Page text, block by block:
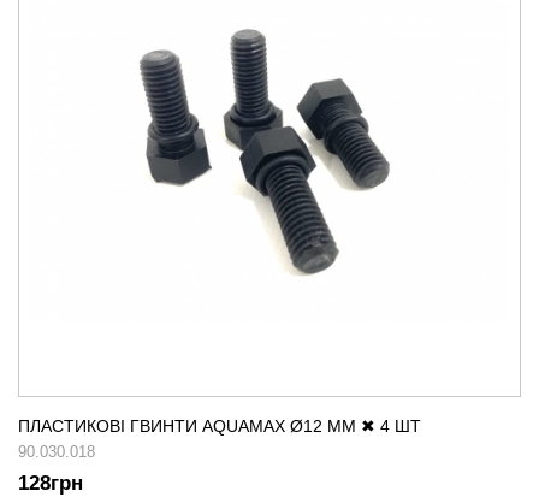
ПЛАСТИКОВІ ГВИНТИ AQUAMAX Ø12 ММ ✖ 4 ШТ
90.030.018
128грн